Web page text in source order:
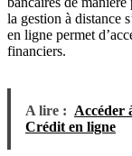
la gestion à distance
en ligne permet
financiers.
A lire : Accéder
Crédit en ligne